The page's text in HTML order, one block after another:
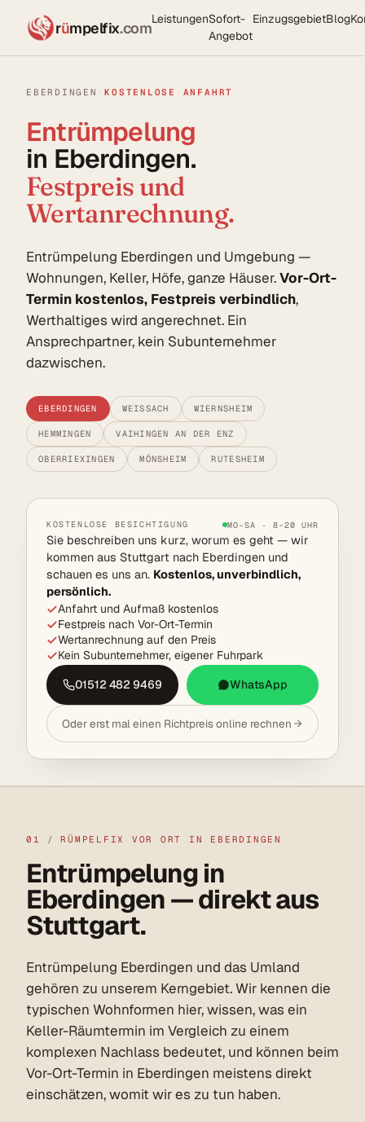
rümpelfix.comLeistungenSofort-
Angebot
EinzugsgebietBlog
EBERDINGEN ·KOSTENLOSE ANFAHRT
Entrümpelung
in Eberdingen.
Festpreis und
Wertanrechnung.
Entrümpelung Eberdingen und Umgebung —
Wohnungen, Keller, Höfe, ganze Häuser.Vor-Ort-
Termin kostenlos, Festpreis verbindlich,
Werthaltiges wird angerechnet. Ein
Ansprechpartner, kein Subunternehmer
dazwischen.
EBERDINGEN WEISSACH WIERNSHEIM
HEMMINGEN VAIHINGEN AN DER ENZ
OBERRIEXINGEN MÖNSHEIM RUTESHEIM
KOSTENLOSE BESICHTIGUNG MO–SA · 8–20 UHR
Sie beschreiben uns kurz, worum es geht — wir
kommen aus Stuttgart nach Eberdingen und
schauen es uns an. Kostenlos, unverbindlich,
persönlich.
Anfahrt und Aufmaß kostenlos
Festpreis nach Vor-Ort-Termin
Wertanrechnung auf den Preis
Kein Subunternehmer, eigener Fuhrpark
01512 482 9469
WhatsApp
Oder erst mal einen Richtpreis online rechnen
01 / RÜMPELFIX VOR ORT IN EBERDINGEN
Entrümpelung in
Eberdingen — direkt aus
Stuttgart.
Entrümpelung Eberdingen und das Umland
gehören zu unserem Kerngebiet. Wir kennen die
typischen Wohnformen hier, wissen, was ein
Keller-Räumtermin im Vergleich zu einem
komplexen Nachlass bedeutet, und können beim
Vor-Ort-Termin in Eberdingen meistens direkt
einschätzen, womit wir es zu tun haben.